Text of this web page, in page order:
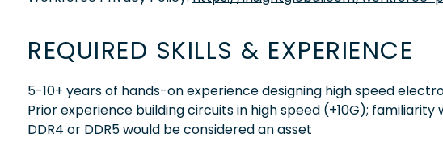
REQUIRED SKILLS & EXPERIENCE
5-10+ years of hands-on experience designing high speed
Prior experience building circuits in high speed (+10G);
DDR4 or DDR5 would be considered an asset